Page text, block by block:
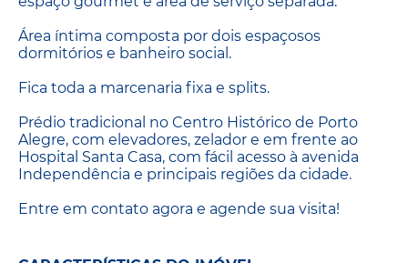
Área íntima composta por dois espaçosos
dormitórios e banheiro social.
Fica toda a marcenaria fixa e splits.
Prédio tradicional no Centro Histórico de Porto
Alegre, com elevadores, zelador e em frente ao
Hospital Santa Casa, com fácil acesso à avenida
Independência e principais regiões da cidade.
Entre em contato agora e agende sua visita!